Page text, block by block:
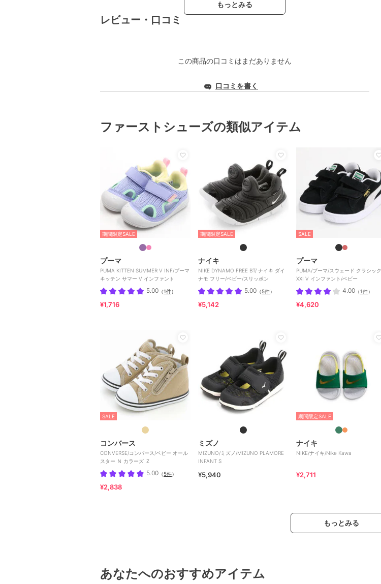
もっとみる
レビュー・口コミ
この商品の口コミはまだありません
口コミを書く
ファーストシューズの類似アイテム
期間限定SALE
プーマ
PUMA KITTEN SUMMER V INF/プーマ
キッテン サマー V インファント
5.00 （1件）
¥1,716
期間限定SALE
ナイキ
NIKE DYNAMO FREE BT/ ナイキ ダイ
ナモ フリー/ベビー/スリッポン
5.00 （5件）
¥5,142
SALE
プーマ
PUMA/プーマ/スウェード クラシック
XXI V インファント/ベビー
4.00 （1件）
¥4,620
SALE
コンバース
CONVERSE/コンバース/ベビー オール
スター Ｎ カラーズ Ｚ
5.00 （5件）
¥2,838
ミズノ
MIZUNO/ミズノ/MIZUNO PLAMORE
INFANT S
¥5,940
期間限定SALE
ナイキ
NIKE/ナイキ/Nike Kawa
¥2,711
もっとみる
あなたへのおすすめアイテム